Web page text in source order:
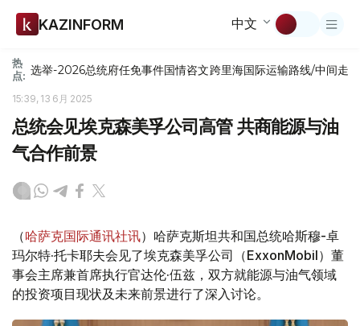
KAZINFORM 中文
热
点: 选举-2026总统府任免事件国情咨文跨里海国际运输路线/中间走廊
15:39, 13 6月 2025
总统会见埃克森美孚公司高管 共商能源与油
气合作前景
（哈萨克国际通讯社讯）哈萨克斯坦共和国总统哈斯穆-卓
玛尔特·托卡耶夫会见了埃克森美孚公司（ExxonMobil）董
事会主席兼首席执行官达伦·伍兹，双方就能源与油气领域
的投资项目现状及未来前景进行了深入讨论。